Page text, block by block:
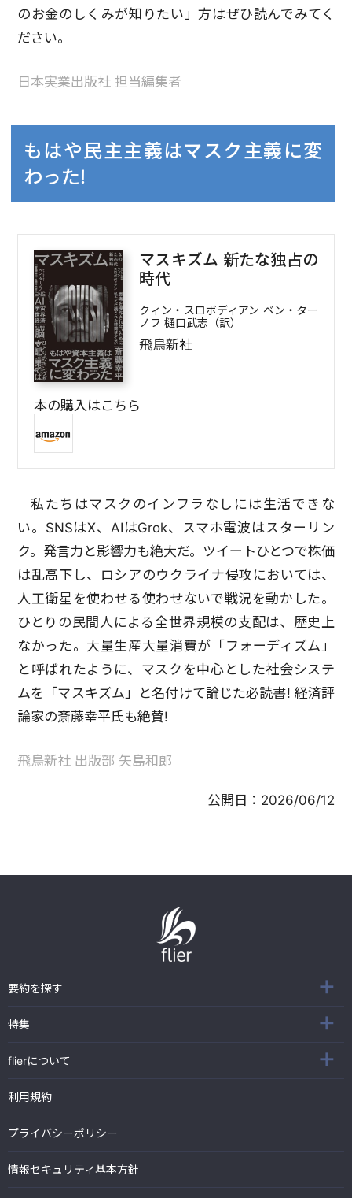
のお金のしくみが知りたい」方はぜひ読んでみてく
ださい。
日本実業出版社 担当編集者
もはや民主主義はマスク主義に変
わった!
マスキズム 新たな独占の
時代
クィン・スロボディアン ベン・ター
ノフ 樋口武志（訳）
飛鳥新社
本の購入はこちら
私たちはマスクのインフラなしには生活できな
い。SNSはX、AIはGrok、スマホ電波はスターリン
ク。発言力と影響力も絶大だ。ツイートひとつで株価
は乱高下し、ロシアのウクライナ侵攻においては、
人工衛星を使わせる使わせないで戦況を動かした。
ひとりの民間人による全世界規模の支配は、歴史上
なかった。大量生産大量消費が「フォーディズム」
と呼ばれたように、マスクを中心とした社会システ
ムを「マスキズム」と名付けて論じた必読書! 経済評
論家の斎藤幸平氏も絶賛!
飛鳥新社 出版部 矢島和郎
公開日： 2026/06/12
要約を探す
特集
flierについて
利用規約
プライバシーポリシー
情報セキュリティ基本方針